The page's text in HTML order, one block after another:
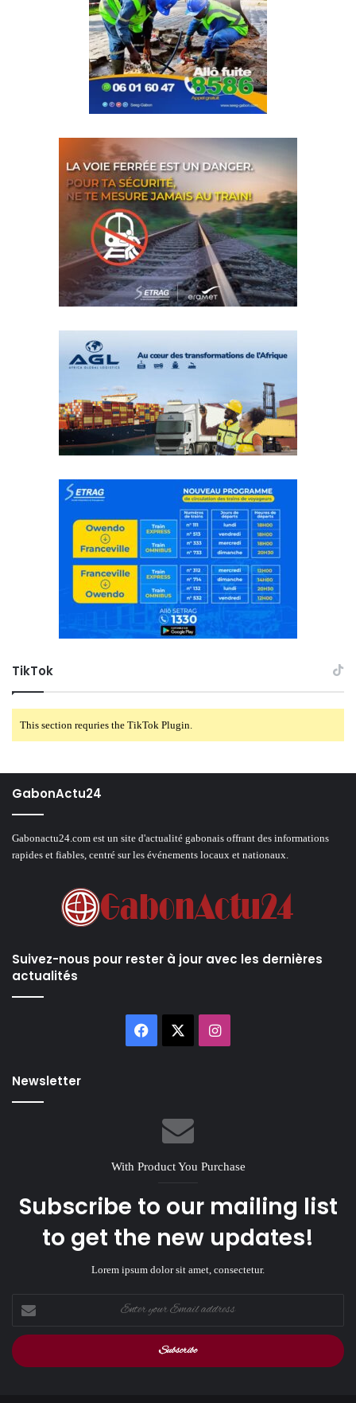
TikTok
This section requries the TikTok Plugin.
GabonActu24
Gabonactu24.com est un site d'actualité gabonais offrant des informations
rapides et fiables, centré sur les événements locaux et nationaux.
Suivez-nous pour rester à jour avec les dernières
actualités
Facebook Instagram
Newsletter
With Product You Purchase
Subscribe to our mailing list
to get the new updates!
Lorem ipsum dolor sit amet, consectetur.
your
Email
address